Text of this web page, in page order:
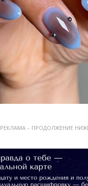
РЕКЛАМА – ПРОДОЛЖЕНИЕ